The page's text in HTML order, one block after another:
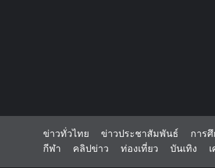
ข่าวทั่วไทย ข่าวประชาสัมพันธ์ การ
กีฬา
คลิปข่าว ท่องเที่ยว บันเทิง